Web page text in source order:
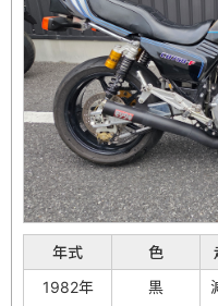
年式 色
1982年
黒